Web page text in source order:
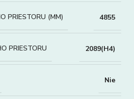
PRIESTORU (MM) 4855
PRIESTORU 2089(H4)
Nie